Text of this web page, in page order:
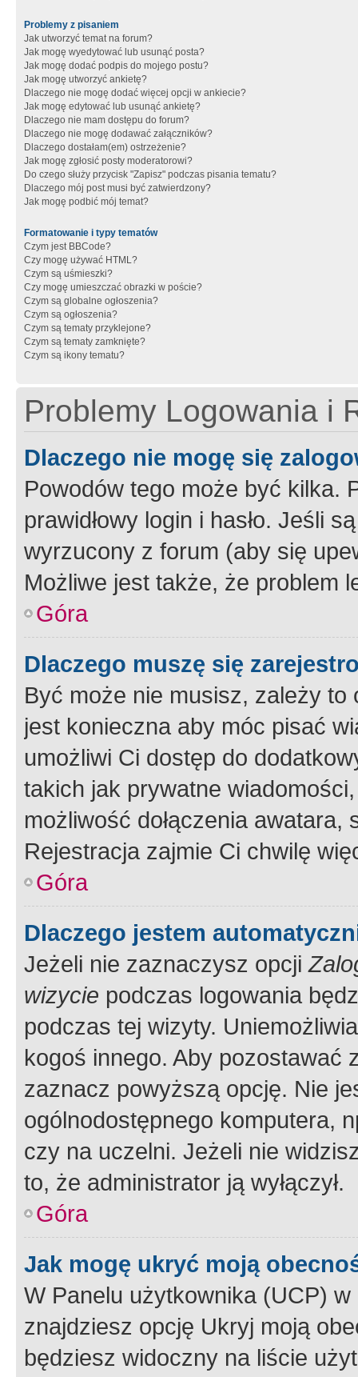
Problemy z pisaniem
Jak utworzyć temat na forum?
Jak mogę wyedytować lub usunąć posta?
Jak mogę dodać podpis do mojego postu?
Jak mogę utworzyć ankietę?
Dlaczego nie mogę dodać więcej opcji w ankiecie?
Jak mogę edytować lub usunąć ankietę?
Dlaczego nie mam dostępu do forum?
Dlaczego nie mogę dodawać załączników?
Dlaczego dostałam(em) ostrzeżenie?
Jak mogę zgłosić posty moderatorowi?
Do czego służy przycisk "Zapisz" podczas pisania tematu?
Dlaczego mój post musi być zatwierdzony?
Jak mogę podbić mój temat?
Formatowanie i typy tematów
Czym jest BBCode?
Czy mogę używać HTML?
Czym są uśmieszki?
Czy mogę umieszczać obrazki w poście?
Czym są globalne ogłoszenia?
Czym są ogłoszenia?
Czym są tematy przyklejone?
Czym są tematy zamknięte?
Czym są ikony tematu?
Problemy Logowania i
Dlaczego nie mogę się
Powodów tego może być kilka.
prawidłowy login i hasło. Jeśli
wyrzucony z forum (aby się
Możliwe jest także, że problem
Góra
Dlaczego muszę się
Być może nie musisz, zależy
jest konieczna aby móc pisać
umożliwi Ci dostęp do
takich jak prywatne
możliwość dołączenia
Rejestracja zajmie Ci chwilę
Góra
Dlaczego jestem
Jeżeli nie zaznaczysz opcji
wizycie podczas logowania
podczas tej wizyty.
kogoś innego. Aby pozostawać
zaznacz powyższą opcję. Nie
ogólnodostępnego komputera,
czy na uczelni. Jeżeli nie
to, że administrator ją wyłączył.
Góra
Jak mogę ukryć moją
W Panelu użytkownika (UCP) w
znajdziesz opcję Ukryj moją
będziesz widoczny na liście